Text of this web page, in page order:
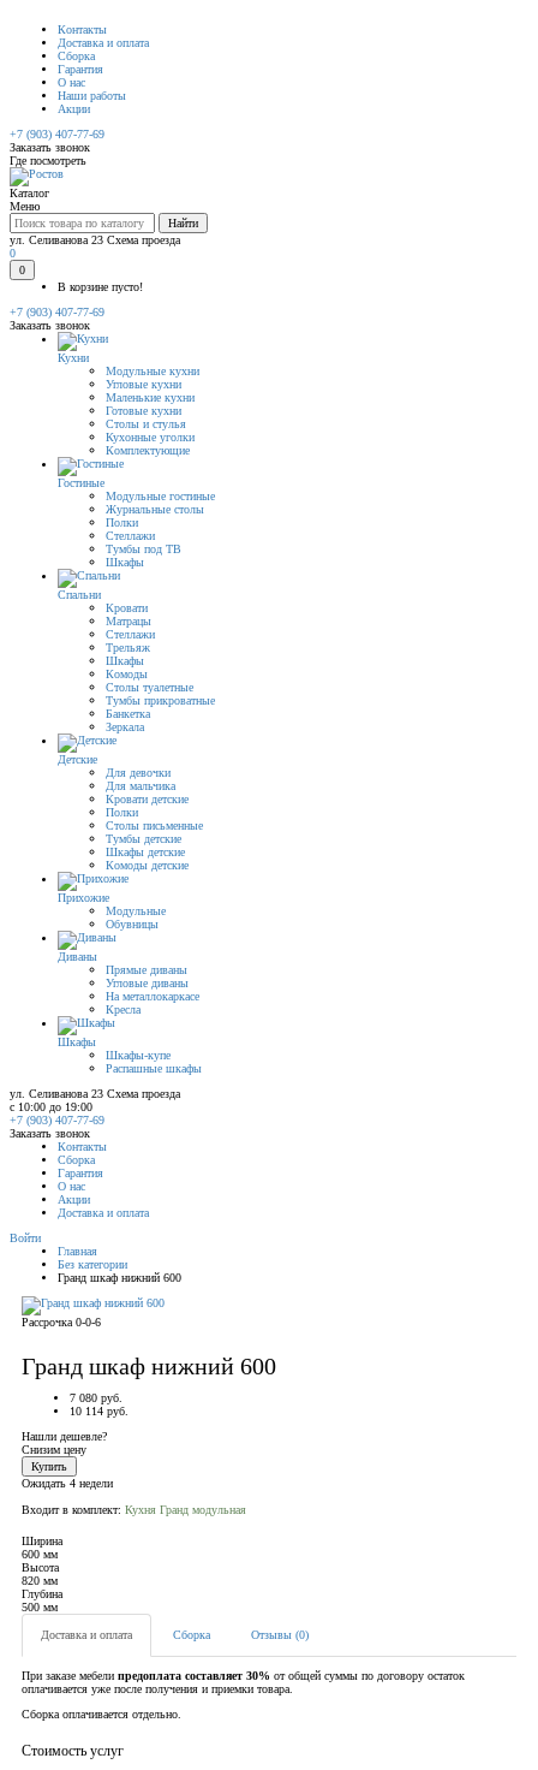
Контакты
Доставка и оплата
Сборка
Гарантия
О нас
Наши работы
Акции
+7 (903) 407-77-69
Заказать звонок
Где посмотреть
Каталог
Меню
Найти
ул. Селиванова 23 Схема проезда
0
0
В корзине пусто!
+7 (903) 407-77-69
Заказать звонок
Кухни
Модульные кухни
Угловые кухни
Маленькие кухни
Готовые кухни
Столы и стулья
Кухонные уголки
Комплектующие
Гостиные
Модульные гостиные
Журнальные столы
Полки
Стеллажи
Тумбы под ТВ
Шкафы
Спальни
Кровати
Матрацы
Стеллажи
Трельяж
Шкафы
Комоды
Столы туалетные
Тумбы прикроватные
Банкетка
Зеркала
Детские
Для девочки
Для мальчика
Кровати детские
Полки
Столы письменные
Тумбы детские
Шкафы детские
Комоды детские
Прихожие
Модульные
Обувницы
Диваны
Прямые диваны
Угловые диваны
На металлокаркасе
Кресла
Шкафы
Шкафы-купе
Распашные шкафы
ул. Селиванова 23 Схема проезда
с 10:00 до 19:00
+7 (903) 407-77-69
Заказать звонок
Контакты
Сборка
Гарантия
О нас
Акции
Доставка и оплата
Войти
Главная
Без категории
Гранд шкаф нижний 600
Рассрочка 0-0-6
Гранд шкаф нижний 600
7 080 руб.
10 114 руб.
Нашли дешевле?
Снизим цену
Купить
Ожидать 4 недели
Входит в комплект: Кухня Гранд модульная
Ширина
600 мм
Высота
820 мм
Глубина
500 мм
Доставка и оплата Сборка Отзывы (0)
При заказе мебели предоплата составляет 30% от общей суммы по договору остаток
оплачивается уже после получения и приемки товара.
Сборка оплачивается отдельно.
Стоимость услуг